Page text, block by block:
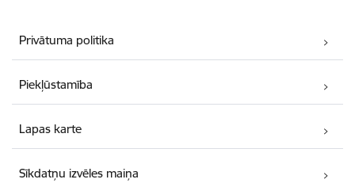
Privātuma politika
Piekļūstamība
Lapas karte
Sīkdatņu izvēles maiņa